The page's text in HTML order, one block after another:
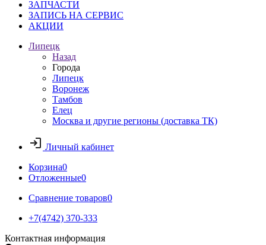
ЗАПЧАСТИ
ЗАПИСЬ НА СЕРВИС
АКЦИИ
Липецк
Назад
Города
Липецк
Воронеж
Тамбов
Елец
Москва и другие регионы (доставка ТК)
Личный кабинет
Корзина0
Отложенные0
Сравнение товаров0
+7(4742) 370-333
Контактная информация